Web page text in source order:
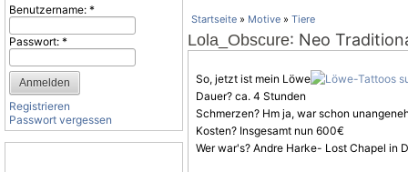
Benutzername: *
Passwort: *
Registrieren
Passwort vergessen
Startseite » Motive » Tiere
Lola_Obscure: Neo
So, jetzt ist mein Löwe
Dauer? ca. 4 Stunden
Schmerzen? Hm ja, war schon
Kosten? Insgesamt nun 600€
Wer war's? Andre Harke- Lost Chapel in